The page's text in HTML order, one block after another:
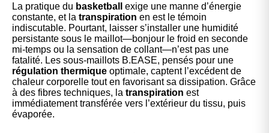
La pratique du basketball
exige une manne d’énergie
constante, et la transpiration en est le témoin
indiscutable. Pourtant, laisser s’installer une humidité
persistante sous le maillot—bonjour le froid en seconde
mi-temps ou la sensation de collant—n’est pas une
fatalité. Les sous-maillots B.EASE, pensés pour une
régulation thermique optimale, captent l’excédent de
chaleur corporelle tout en favorisant sa dissipation. Grâce
à des fibres techniques, la transpiration est
immédiatement transférée vers l’extérieur du tissu, puis
évaporée.